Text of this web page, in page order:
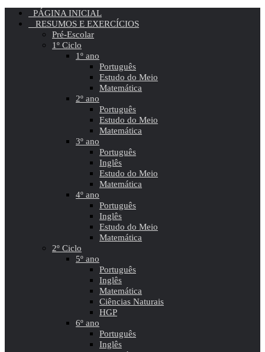
PÁGINA INICIAL
RESUMOS E EXERCÍCIOS
Pré-Escolar
1º Ciclo
1º ano
Português
Estudo do Meio
Matemática
2º ano
Português
Estudo do Meio
Matemática
3º ano
Português
Inglês
Estudo do Meio
Matemática
4º ano
Português
Inglês
Estudo do Meio
Matemática
2º Ciclo
5º ano
Português
Inglês
Matemática
Ciências Naturais
HGP
6º ano
Português
Inglês